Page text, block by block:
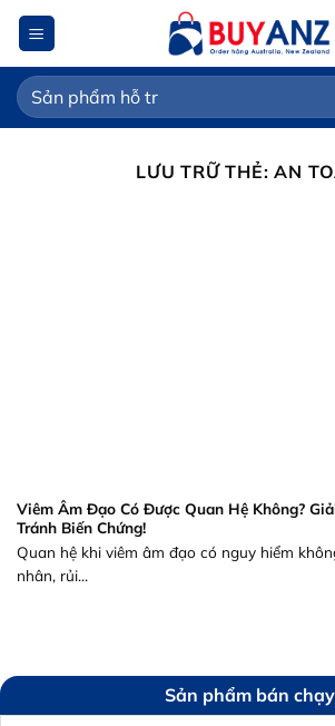
Chuyển
đến
nội
dung
Tìm
kiếm:
LƯU TRỮ THẺ:AN
Viêm Âm Đạo Có Được Quan Hệ Không?
Tránh Biến Chứng!
Quan hệ khi viêm âm đạo có nguy hiểm
nhân, rủi...
Sản phẩm bán chạy